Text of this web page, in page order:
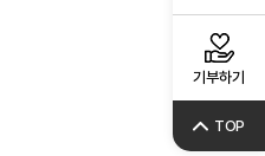
기부하기
TOP